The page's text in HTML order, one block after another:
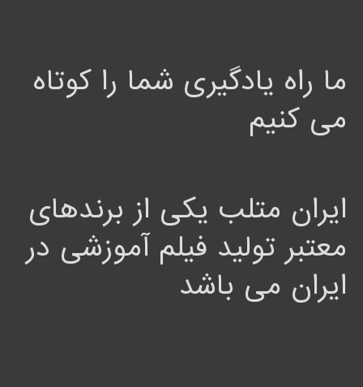
ما راه یادگیری شما را کوتاه
می کنیم
ایران متلب یکی از برندهای
معتبر تولید فیلم آموزشی در
ایران می باشد